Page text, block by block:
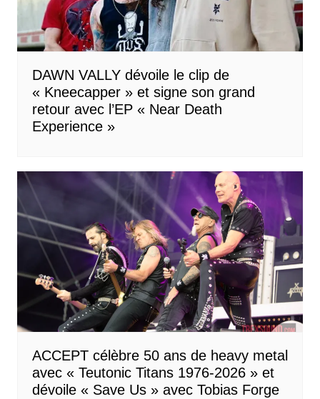
DAWN VALLY dévoile le clip de
« Kneecapper » et signe son grand
retour avec l’EP « Near Death
Experience »
ACCEPT célèbre 50 ans de heavy metal
avec « Teutonic Titans 1976-2026 » et
dévoile « Save Us » avec Tobias Forge